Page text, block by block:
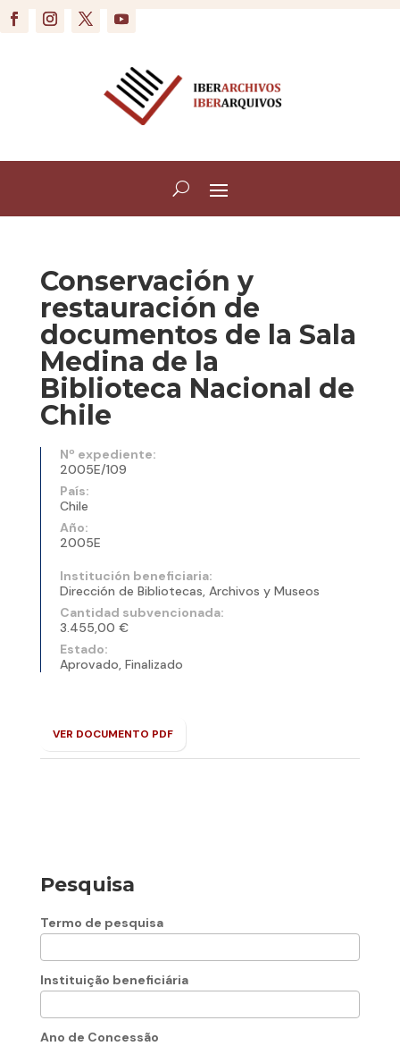
Conservación y
restauración de
documentos de la Sala
Medina de la
Biblioteca Nacional de
Chile
Nº expediente:
2005E/109
País:
Chile
Año:
2005E
Institución beneficiaria:
Dirección de Bibliotecas, Archivos y Museos
Cantidad subvencionada:
3.455,00 €
Estado:
Aprovado, Finalizado
VER DOCUMENTO PDF
Pesquisa
Termo de pesquisa
Instituição beneficiária
Ano de Concessão